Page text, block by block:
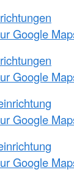
Google
Google
Google
Google